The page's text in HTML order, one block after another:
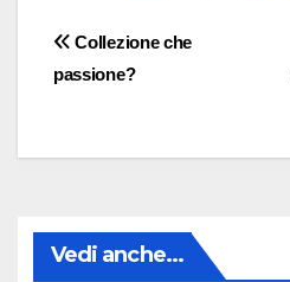
Navigazione
articoli
Collezione che
passione?
Vedi anche...